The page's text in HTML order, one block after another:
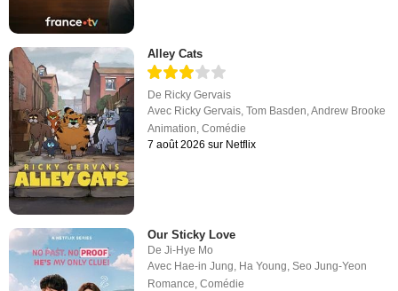
Alley Cats
De Ricky Gervais
Avec Ricky Gervais,Tom Basden,Andrew Brooke
Animation,Comédie
7 août 2026 sur Netflix
Our Sticky Love
DeJi-Hye Mo
Avec Hae-in Jung Ha Young ,Seo Jung-Yeon
Romance ,Comédie